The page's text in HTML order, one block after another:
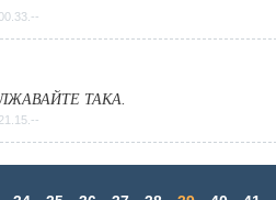
ТАКА.